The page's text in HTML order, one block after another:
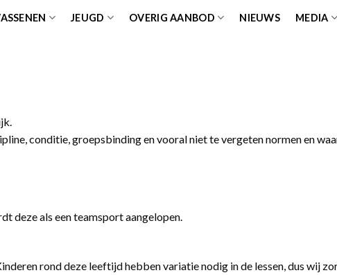
JEUGD OVERIG AANBOD NIEUWS MEDIA
conditie, groepsbinding en vooral niet te vergeten normen en
deze als een teamsport aangelopen.
rond deze leeftijd hebben variatie nodig in de lessen, dus wij